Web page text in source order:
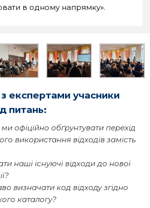
в одному напрямку».
експертами учасники
питань:
офіційно обґрунтувати перехід
використання відходів замість
наші існуючі відходи до нової
визначати код відходу згідно
каталогу?